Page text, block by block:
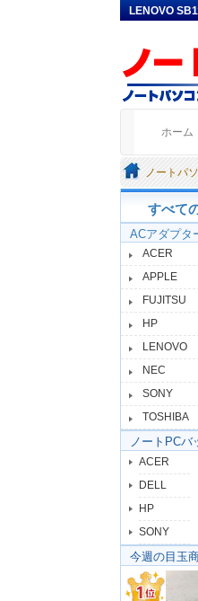
LENOVO
ホーム
ノートパ
すべて
ACアダプタ
ACER
APPLE
FUJITSU
HP
LENOVO
NEC
SONY
TOSHIBA
ノートPCバ
ACER
DELL
HP
SONY
今週の目玉